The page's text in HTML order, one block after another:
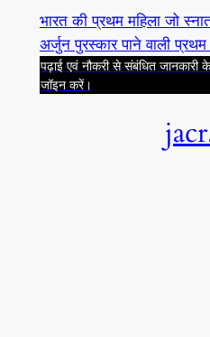
c
h
भारत की प्रथम महिला जो
अर्जुन पुरस्कार पाने वाली
पढ़ाई एवं नौकरी से संबंधित जानकारी
जॉइन करें।